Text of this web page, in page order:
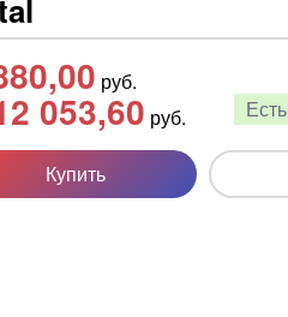
руб.
053,60 руб.
Купить